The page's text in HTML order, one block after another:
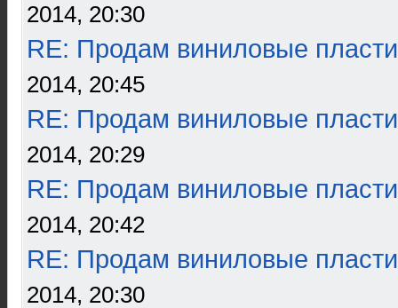
2014, 20:30
RE: Продам виниловые
2014, 20:45
RE: Продам виниловые
2014, 20:29
RE: Продам виниловые
2014, 20:42
RE: Продам виниловые
2014, 20:30